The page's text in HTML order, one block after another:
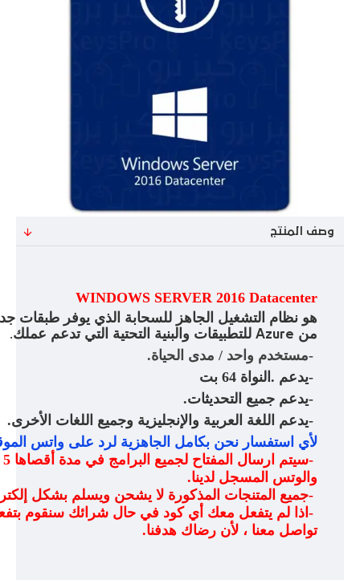
وصف المنتج
WINDOWS SERVER 2016 Datacenter
هو نظام التشغيل الجاهز للسحابة الذي يوفر طبقات
من
للتطبيقات والبنية التحتية التي تدعم عملك.
-مستخدم واحد / مدى الحياة.
-يدعم النواة 64 بت.
-يدعم جميع التحديثات.
-يدعم اللغة العربية والإنجليزية وجميع اللغات الأخرى.
لأي استفسار نحن بكامل الجاهزية لرد على واتس
-
والوتس المسجل لدينا.
-جميع المتنجات المذكورة لا يشحن ويسلم بشكل
- اذا لم يتفعل معك أي كود في حال شرائك سنقوم
تواصل معنا ، لأن رضاك هدفنا.